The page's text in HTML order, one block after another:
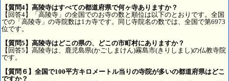
【質問4】高陵寺はすべての都道府県で何ヶ寺ありますか？
【回答4】「高陵寺」の全国でのお寺の数と順位は以下のとおりです。全国
での「高陵寺」の寺院数は1カ寺です。同じ寺院名の数では、全国で第6973
位です。
【質問5】高陵寺はどこの県の、どこの市町村にありますか？
【回答5】高陵寺は、鹿児島県(かごしまけん)霧島市(きりしまし)の仏教寺院
です。
【質問６】全国で100平方キロメートル当りの寺院が多いの都道府県はどこ
ですか？